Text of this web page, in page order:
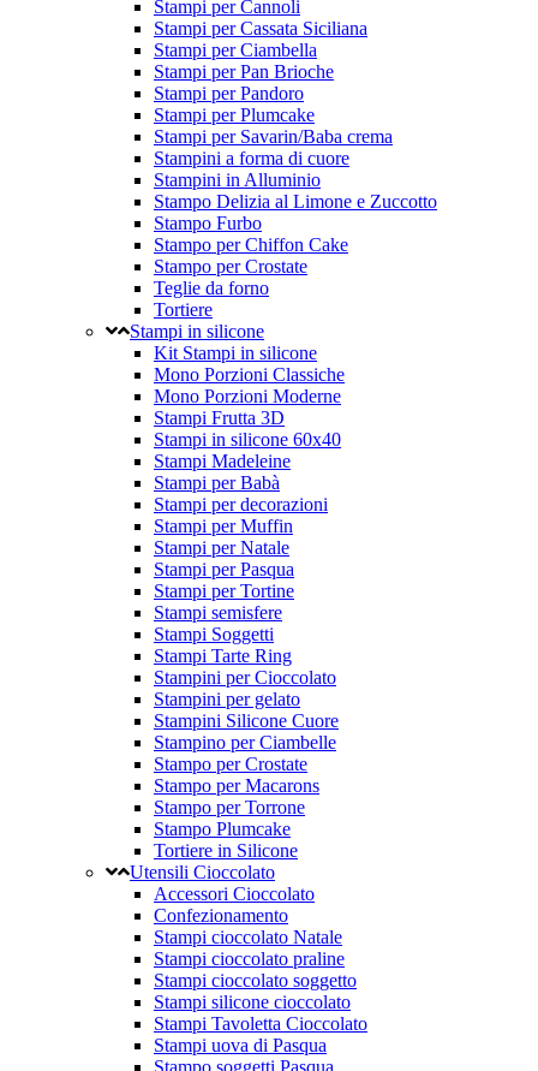
Stampi per Cannoli
Stampi per Cassata Siciliana
Stampi per Ciambella
Stampi per Pan Brioche
Stampi per Pandoro
Stampi per Plumcake
Stampi per Savarin/Baba crema
Stampini a forma di cuore
Stampini in Alluminio
Stampo Delizia al Limone e Zuccotto
Stampo Furbo
Stampo per Chiffon Cake
Stampo per Crostate
Teglie da forno
Tortiere
Stampi in silicone
Kit Stampi in silicone
Mono Porzioni Classiche
Mono Porzioni Moderne
Stampi Frutta 3D
Stampi in silicone 60x40
Stampi Madeleine
Stampi per Babà
Stampi per decorazioni
Stampi per Muffin
Stampi per Natale
Stampi per Pasqua
Stampi per Tortine
Stampi semisfere
Stampi Soggetti
Stampi Tarte Ring
Stampini per Cioccolato
Stampini per gelato
Stampini Silicone Cuore
Stampino per Ciambelle
Stampo per Crostate
Stampo per Macarons
Stampo per Torrone
Stampo Plumcake
Tortiere in Silicone
Utensili Cioccolato
Accessori Cioccolato
Confezionamento
Stampi cioccolato Natale
Stampi cioccolato praline
Stampi cioccolato soggetto
Stampi silicone cioccolato
Stampi Tavoletta Cioccolato
Stampi uova di Pasqua
Stampo soggetti Pasqua